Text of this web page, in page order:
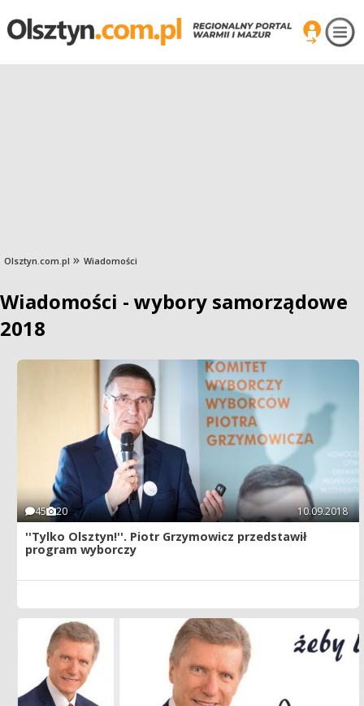
Olsztyn.com.pl Wiadomości
Wiadomości - wybory samorządowe
2018
45 20 10.09.2018
''Tylko Olsztyn!''. Piotr Grzymowicz przedstawił
program wyborczy